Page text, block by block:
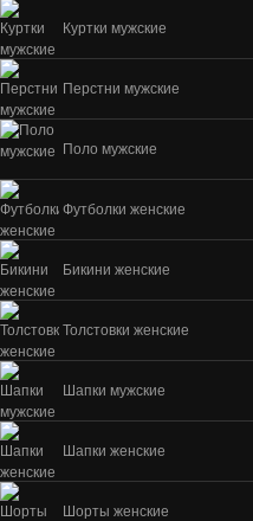
Куртки мужские
Перстни мужские
Поло мужские
Футболки женские
Бикини женские
Толстовки женские
Шапки мужские
Шапки женские
Шорты женские